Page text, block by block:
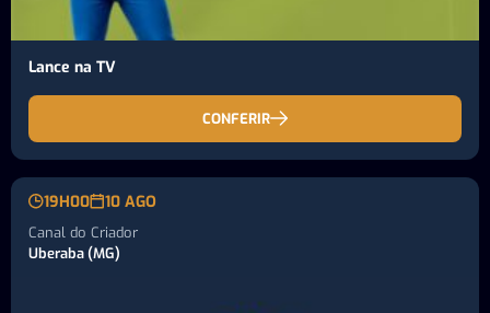
Lance na TV
CONFERIR
19H00 10 AGO
Canal do Criador
Uberaba (MG)